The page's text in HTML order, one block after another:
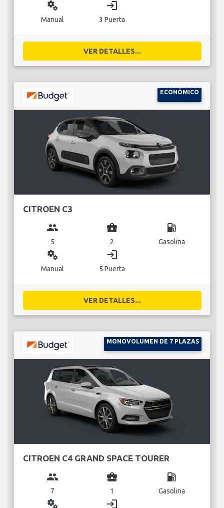
miscellaneous_services
Manual
login
3 Puerta
VER DETALLES...
ECONÓMICO
CITROEN C3
group
5
business_center
2
local_gas_station
Gasolina
miscellaneous_services
Manual
login
5 Puerta
VER DETALLES...
MONOVOLUMEN DE 7 PLAZAS
CITROEN C4 GRAND SPACE TOURER
group
7
business_center
1
local_gas_station
Gasolina
miscellaneous_services login